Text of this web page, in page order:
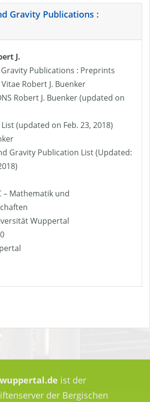
Gravity Publications :
J.
Publications : Preprints
Robert J. Buenker
Robert J. Buenker (updated on
(updated on Feb. 23, 2018)
Gravity Publication List (Updated:
– Mathematik und
Wuppertal
ist der
der Bergischen